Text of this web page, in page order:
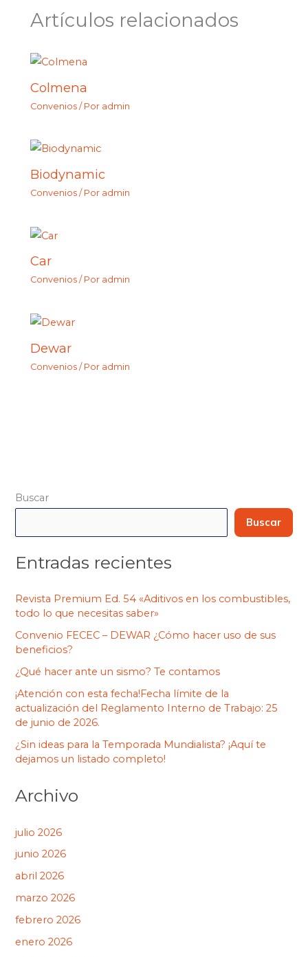
Artículos relacionados
Colmena
Convenios / Por admin
Biodynamic
Convenios / Por admin
Car
Convenios / Por admin
Dewar
Convenios / Por admin
Buscar
Buscar
Entradas recientes
Revista Premium Ed. 54 «Aditivos en los combustibles,
todo lo que necesitas saber»
Convenio FECEC – DEWAR ¿Cómo hacer uso de sus
beneficios?
¿Qué hacer ante un sismo? Te contamos
¡Atención con esta fecha!Fecha límite de la
actualización del Reglamento Interno de Trabajo: 25
de junio de 2026.
¿Sin ideas para la Temporada Mundialista? ¡Aquí te
dejamos un listado completo!
Archivo
julio 2026
junio 2026
abril 2026
marzo 2026
febrero 2026
enero 2026